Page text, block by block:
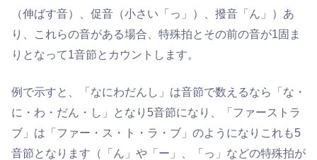
（伸ばす音）、促音（小さい「っ」）、撥音「ん」）あ
り、これらの音がある場合、特殊拍とその前の音が1固ま
りとなって1音節とカウントします。
例で示すと、「なにわだんし」は音節で数えるなら「な・
に・わ・だん・し」となり5音節になり、「ファーストラ
ブ」は「ファー・ス・ト・ラ・ブ」のようになりこれも5
音節となります（「ん」や「ー」、「っ」などの特殊拍が